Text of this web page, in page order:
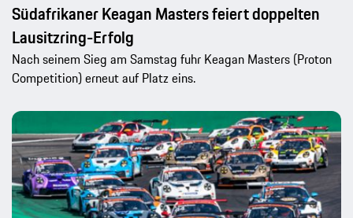
Südafrikaner Keagan Masters feiert doppelten
Lausitzring-Erfolg
Nach seinem Sieg am Samstag fuhr Keagan Masters (Proton
Competition) erneut auf Platz eins.